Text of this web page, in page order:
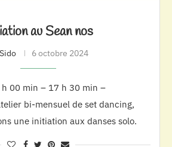
au Sean nos
Sido 6 octobre 2024
00 min – 17 h 30 min –
bi-mensuel de set dancing,
une initiation aux danses solo.